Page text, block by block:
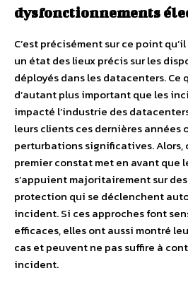
dysfonctionnements
C’est précisément sur ce point
un état des lieux précis sur les
déployés dans les datacenters.
d’autant plus important que les
impacté l’industrie des
leurs clients ces dernières années
perturbations significatives. Alors,
premier constat met en avant que
s’appuient majoritairement sur
protection qui se déclenchent
incident. Si ces approches font
efficaces, elles ont aussi montré
cas et peuvent ne pas suffire à
incident.